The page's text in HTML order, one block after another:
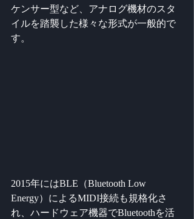
ケンサー型など、アナログ機材のスタ
イルを踏襲した様々な形式が一般的で
す。
2015年にはBLE（Bluetooth Low
Energy）によるMIDI接続も規格化さ
れ、ハードウェア機器でBluetoothを活